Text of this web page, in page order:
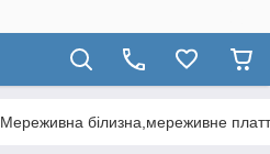
Мереживна білизна,мереживне